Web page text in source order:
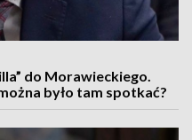
do Morawieckiego.
było tam spotkać?